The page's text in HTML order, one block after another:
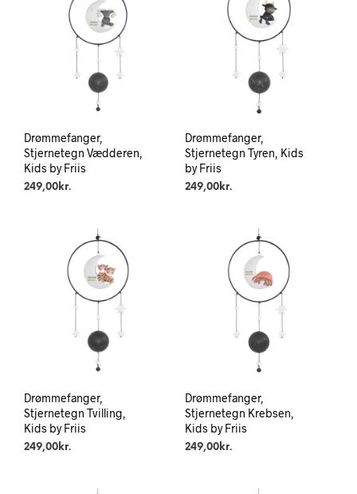
Drømmefanger,
Stjernetegn Vædderen,
Kids by Friis
249,00 kr.
Drømmefanger,
Stjernetegn Tyren, Kids
by Friis
249,00kr.
Drømmefanger,
Stjernetegn Tvilling,
Kids by Friis
249,00 kr.
Drømmefanger,
Stjernetegn Krebsen,
Kids by Friis
249,00kr.